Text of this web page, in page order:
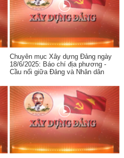
Chuyên mục Xây dựng Đảng ngày
18/6/2025: Báo chí địa phương -
Cầu nối giữa Đảng và Nhân dân